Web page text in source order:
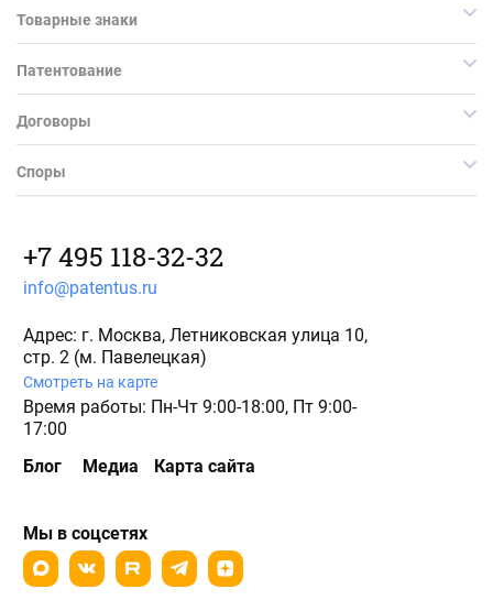
Товарные знаки
Патентование
Договоры
Споры
+7 495 118-32-32
info@patentus.ru
Адрес: г. Москва, Летниковская улица 10,
стр. 2 (м. Павелецкая)
Смотреть на карте
Время работы: Пн-Чт 9:00-18:00, Пт 9:00-
17:00
Блог
Медиа Карта сайта
Мы в соцсетях